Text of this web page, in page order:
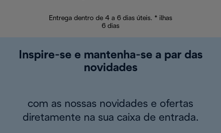
Entrega dentro de 4 a 6 dias úteis. * ilhas
6 dias
Inspire-se e mantenha-se a par das
novidades
com as nossas novidades e ofertas
diretamente na sua caixa de entrada.